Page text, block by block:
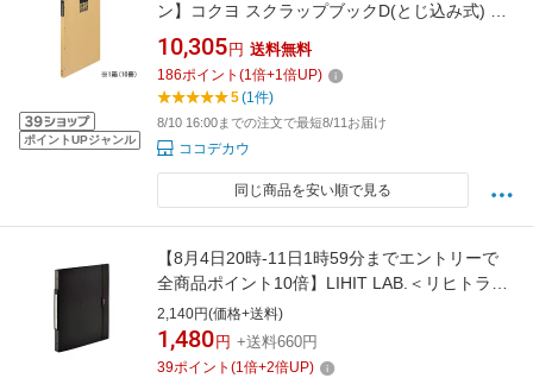
ポイントUPジャンル
ン】コクヨ スクラップブックD(とじ込み式) A3
10冊 ラ-43N スクラップブック アルバム ファ
イル
10,305 円 送料無料
186ポイント (1倍+1倍UP)
5(1件)
8/10 16:00までの注文で最短8/11お届け
ココデカウ
同じ商品を安い順で見る
【8月4日20時-11日1時59分までエントリーで
全商品ポイント10倍】LIHIT LAB.＜リヒトラブ
＞ SMART FIT＜スマート フィット＞ 2タイプ
ポケットクリヤーブック交換式 A4S ブラック
N7520-24
2,140円(価格+送料)
1,480 円 +送料660円
39ポイント (1倍+2倍UP)